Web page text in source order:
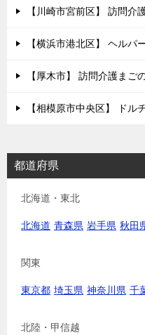
【川崎市宮前区】 訪問介
【横浜市港北区】 ヘルパ
【厚木市】 訪問介護まご
【相模原市中央区】 ドル
都道府県
北海道・東北
北海道 青森県 岩手県 秋田
関東
東京都 埼玉県 神奈川県 千
北陸・甲信越